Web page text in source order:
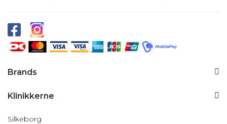
Brands
Klinikkerne
Silkeborg